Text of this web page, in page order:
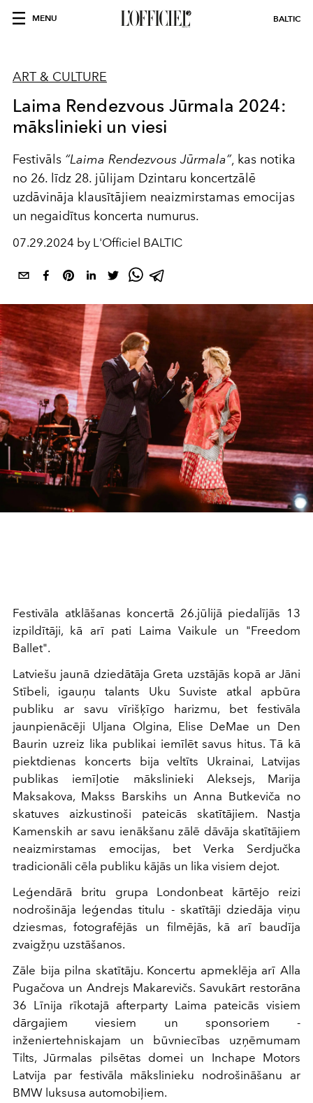
MENU BALTIC
ART & CULTURE
Laima Rendezvous Jūrmala 2024:
mākslinieki un viesi
Festivāls “Laima Rendezvous Jūrmala”, kas notika
no 26. līdz 28. jūlijam Dzintaru koncertzālē
uzdāvināja klausītājiem neaizmirstamas emocijas
un negaidītus koncerta numurus.
07.29.2024 by L'Officiel BALTIC
Festivāla atklāšanas koncertā 26.jūlijā piedalījās 13
izpildītāji, kā arī pati Laima Vaikule un "Freedom
Ballet".
Latviešu jaunā dziedātāja Greta uzstājās kopā ar Jāni
Stībeli, igauņu talants Uku Suviste atkal apbūra
publiku ar savu vīrišķīgo harizmu, bet festivāla
jaunpienācēji Uljana Olgina, Elise DeMae un Den
Baurin uzreiz lika publikai iemīlēt savus hitus. Tā kā
piektdienas koncerts bija veltīts Ukrainai, Latvijas
publikas iemīļotie mākslinieki Aleksejs, Marija
Maksakova, Makss Barskihs un Anna Butkeviča no
skatuves aizkustinoši pateicās skatītājiem. Nastja
Kamenskih ar savu ienākšanu zālē dāvāja skatītājiem
neaizmirstamas emocijas, bet Verka Serdjučka
tradicionāli cēla publiku kājās un lika visiem dejot.
Leģendārā britu grupa Londonbeat kārtējo reizi
nodrošināja leģendas titulu - skatītāji dziedāja viņu
dziesmas, fotografējās un filmējās, kā arī baudīja
zvaigžņu uzstāšanos.
Zāle bija pilna skatītāju. Koncertu apmeklēja arī Alla
Pugačova un Andrejs Makarevičs. Savukārt restorāna
36 Līnija rīkotajā afterparty Laima pateicās visiem
dārgajiem viesiem un sponsoriem -
inženiertehniskajam un būvniecības uzņēmumam
Tilts, Jūrmalas pilsētas domei un Inchape Motors
Latvija par festivāla mākslinieku nodrošināšanu ar
BMW luksusa automobiļiem.